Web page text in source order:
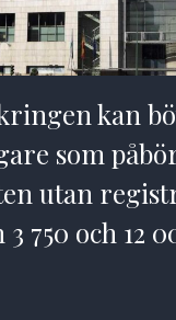
kan
som
utan
750 och 12